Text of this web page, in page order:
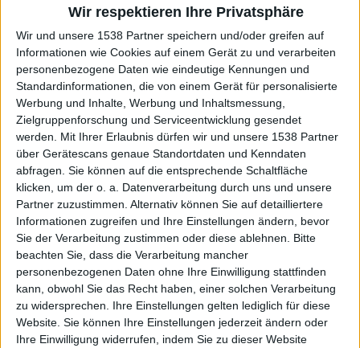
Wir respektieren Ihre Privatsphäre
Wir und unsere 1538 Partner speichern und/oder greifen auf
Informationen wie Cookies auf einem Gerät zu und verarbeiten
personenbezogene Daten wie eindeutige Kennungen und
Standardinformationen, die von einem Gerät für personalisierte
Werbung und Inhalte, Werbung und Inhaltsmessung,
Zielgruppenforschung und Serviceentwicklung gesendet
werden.
Mit Ihrer Erlaubnis dürfen wir und unsere 1538 Partner
über Gerätescans genaue Standortdaten und Kenndaten
abfragen. Sie können auf die entsprechende Schaltfläche
klicken, um der o. a. Datenverarbeitung durch uns und unsere
Partner zuzustimmen. Alternativ können Sie auf detailliertere
Informationen zugreifen und Ihre Einstellungen ändern, bevor
Sie der Verarbeitung zustimmen oder diese ablehnen.
Bitte
beachten Sie, dass die Verarbeitung mancher
personenbezogenen Daten ohne Ihre Einwilligung stattfinden
kann, obwohl Sie das Recht haben, einer solchen Verarbeitung
zu widersprechen. Ihre Einstellungen gelten lediglich für diese
Website. Sie können Ihre Einstellungen jederzeit ändern oder
Ihre Einwilligung widerrufen, indem Sie zu dieser Website
12.07.2012
Tim.Helms
Newsletter abonnieren